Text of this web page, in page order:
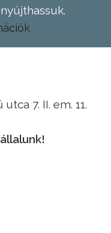
7. II. em. 11.